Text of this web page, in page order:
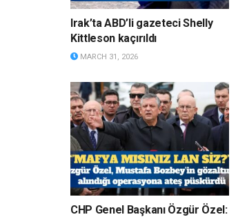
Irak’ta ABD’li gazeteci Shelly
Kittleson kaçırıldı
MARCH 31, 2026
CHP Genel Başkanı Özgür Özel: